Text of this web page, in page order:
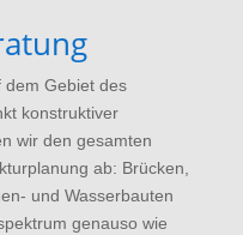
dem Gebiet des
konstruktiver
wir den gesamten
ab: Brücken,
und Wasserbauten
genauso wie